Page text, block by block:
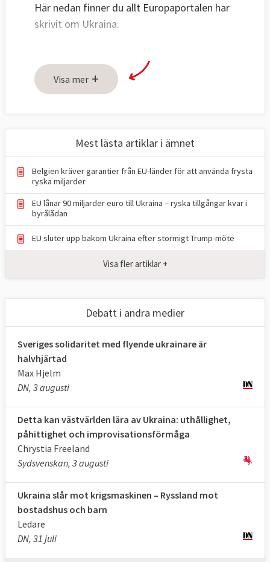
Här nedan finner du allt Europaportalen har
skrivit om Ukraina.
Visa mer +
Mest lästa artiklar i ämnet
Belgien kräver garantier från EU-länder för att använda frysta
ryska miljarder
EU lånar 90 miljarder euro till Ukraina – ryska tillgångar kvar i
byrålådan
EU sluter upp bakom Ukraina efter stormigt Trump-möte
Visa fler artiklar +
Debatt i andra medier
Sveriges solidaritet med flyende ukrainare är
halvhjärtad
Max Hjelm
DN, 3 augusti
Detta kan västvärlden lära av Ukraina: uthållighet,
påhittighet och improvisationsförmåga
Chrystia Freeland
Sydsvenskan, 3 augusti
Ukraina slår mot krigsmaskinen – Ryssland mot
bostadshus och barn
Ledare
DN, 31 juli